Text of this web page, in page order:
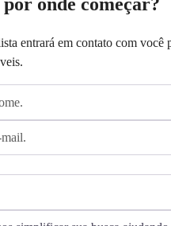
entrará em contato com você